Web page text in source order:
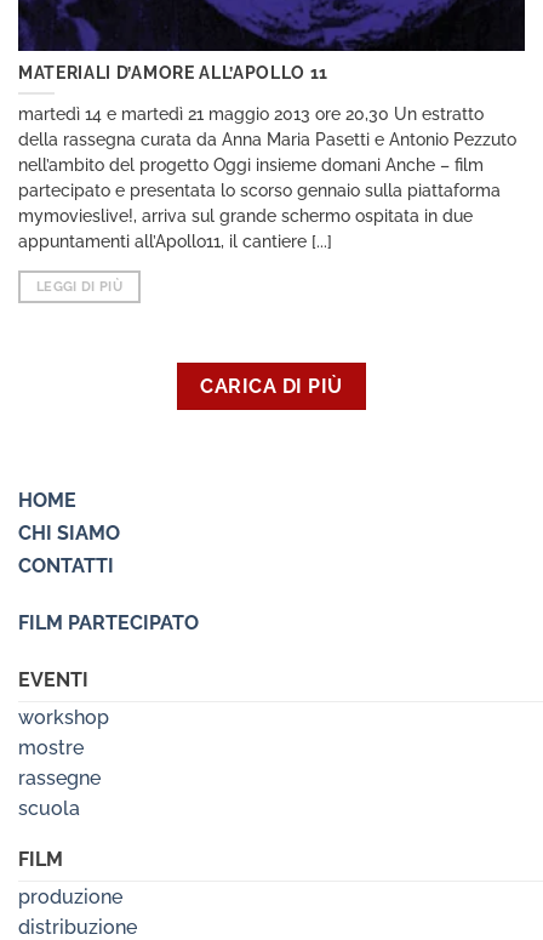
MATERIALI D’AMORE ALL’APOLLO 11
martedì 14 e martedì 21 maggio 2013 ore 20,30 Un estratto
della rassegna curata da Anna Maria Pasetti e Antonio Pezzuto
nell’ambito del progetto Oggi insieme domani Anche – film
partecipato e presentata lo scorso gennaio sulla piattaforma
mymovieslive!, arriva sul grande schermo ospitata in due
appuntamenti all’Apollo11, il cantiere [...]
LEGGI DI PIÙ
CARICA DI PIÙ
HOME
CHI SIAMO
CONTATTI
FILM PARTECIPATO
EVENTI
workshop
mostre
rassegne
scuola
FILM
produzione
distribuzione